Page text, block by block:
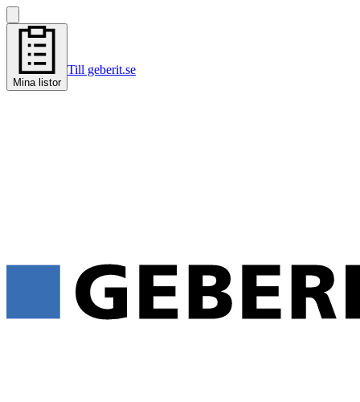
Mina listor
Till geberit.se